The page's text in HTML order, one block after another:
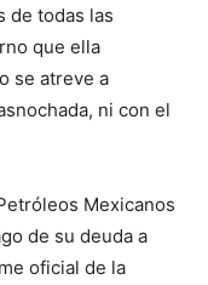
de todas las
que ella
se atreve a
ni con el
Mexicanos
de su deuda a
oficial de la